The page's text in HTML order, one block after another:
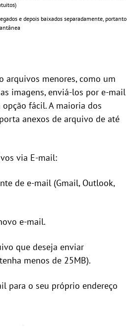
e depois baixados separadamente, portanto
arquivos menores, como um
imagens, enviá-los por e-mail
fácil. A maioria dos
anexos de arquivo de até
via E-mail:
de e-mail (Gmail, Outlook,
e-mail.
que deseja enviar
menos de 25MB).
para o seu próprio endereço